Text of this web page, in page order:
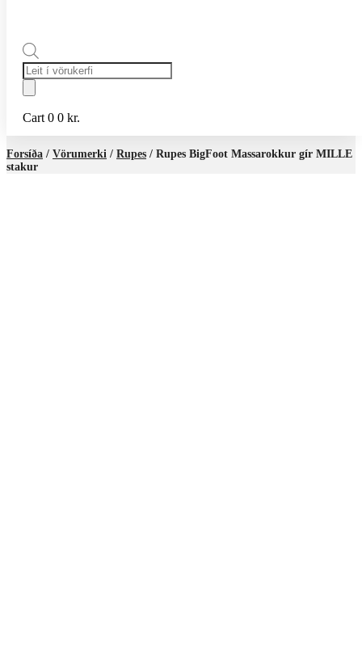
Products
search
Cart 0 0 kr.
Forsíða / Vörumerki / Rupes / Rupes BigFoot Massarokkur gír MILLE
stakur